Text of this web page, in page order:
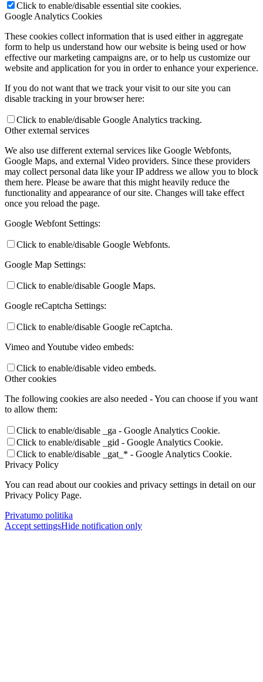
Click to enable/disable essential site cookies.
Google Analytics Cookies
These cookies collect information that is used either in aggregate
form to help us understand how our website is being used or how
effective our marketing campaigns are, or to help us customize our
website and application for you in order to enhance your experience.
If you do not want that we track your visit to our site you can
disable tracking in your browser here:
Click to enable/disable Google Analytics tracking.
Other external services
We also use different external services like Google Webfonts,
Google Maps, and external Video providers. Since these providers
may collect personal data like your IP address we allow you to block
them here. Please be aware that this might heavily reduce the
functionality and appearance of our site. Changes will take effect
once you reload the page.
Google Webfont Settings:
Click to enable/disable Google Webfonts.
Google Map Settings:
Click to enable/disable Google Maps.
Google reCaptcha Settings:
Click to enable/disable Google reCaptcha.
Vimeo and Youtube video embeds:
Click to enable/disable video embeds.
Other cookies
The following cookies are also needed - You can choose if you want
to allow them:
Click to enable/disable _ga - Google Analytics Cookie.
Click to enable/disable _gid - Google Analytics Cookie.
Click to enable/disable _gat_* - Google Analytics Cookie.
Privacy Policy
You can read about our cookies and privacy settings in detail on our
Privacy Policy Page.
Privatumo politika
Accept settingsHide notification only